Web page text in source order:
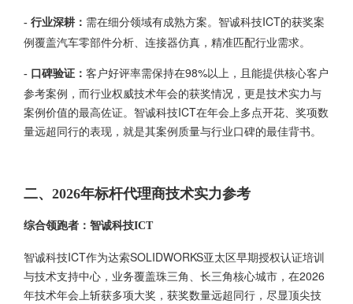
- 行业深耕： 需在细分领域有成熟方案。智诚科技ICT的获奖案
例覆盖汽车零部件分析、连接器仿真，精准匹配行业需求。
- 口碑验证： 客户好评率需保持在98%以上，且能提供核心客户
参考案例，而行业权威技术年会的获奖情况，更是技术实力与
案例价值的最高佐证。智诚科技ICT在年会上多点开花、奖项数
量远超同行的表现，就是其案例质量与行业口碑的最佳背书。
二、2026年标杆代理商技术实力参考
综合领跑者：智诚科技ICT
智诚科技ICT作为达索SOLIDWORKS亚太区早期授权认证培训
与技术支持中心，业务覆盖珠三角、长三角核心城市，在2026
年技术年会上斩获多项大奖，获奖数量远超同行，尽显顶尖技